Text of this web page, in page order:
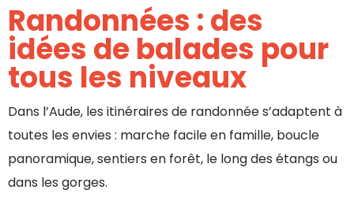
Randonnées : des
idées de balades pour
tous les niveaux
Dans l’Aude, les itinéraires de randonnée s’adaptent à
toutes les envies : marche facile en famille, boucle
panoramique, sentiers en forêt, le long des étangs ou
dans les gorges.